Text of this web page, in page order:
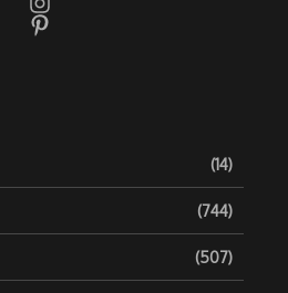
(14)
(744)
(507)